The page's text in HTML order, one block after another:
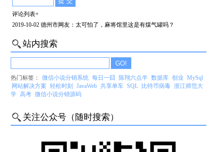
评论列表+
2019-10-02 德州市网友：太可怕了，麻将馆里这是有煤气罐吗？
站内搜索
热门标签： 微信小说分销系统 每日一囧 陈翔六点半 数据库 创业
MySql
网站解决方案
轻松时刻 JavaWeb 共享单车 SQL 比特币病毒 浙江师范大
学 高考 微信小说分销源码
关注公众号（随时搜索）